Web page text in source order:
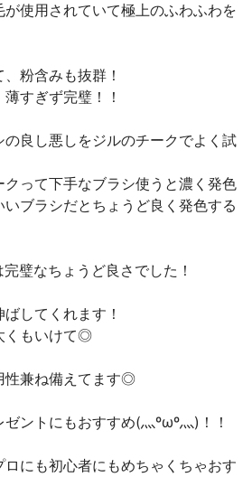
使用されていて極上のふわふわを
粉含みも抜群！
すぎず完璧！！
良し悪しをジルのチークでよく試
って下手なブラシ使うと濃く発色
いブラシだとちょうど良く発色する
璧なちょうど良さでした！
してくれます！
くもいけて◎
性兼ね備えてます◎
ントにもおすすめ(灬ºωº灬)！！
にも初心者にもめちゃくちゃおす